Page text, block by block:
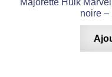
Majorette Hulk
noire –